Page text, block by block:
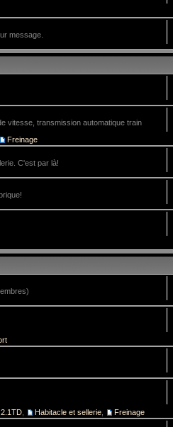
message.
vitesse, transmission automatique train
Freinage
C'est par là!
Habitacle et sellerie Freinage